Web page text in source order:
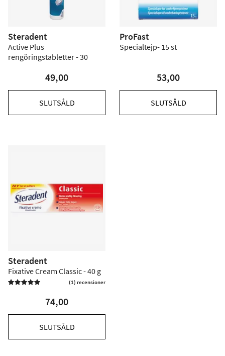
Steradent
Active Plus
rengöringstabletter - 30
49,00
SLUTSÅLD
ProFast
Specialtejp- 15 st
53,00
SLUTSÅLD
Steradent
Fixative Cream Classic - 40 g
 (1) recensioner
74,00
SLUTSÅLD